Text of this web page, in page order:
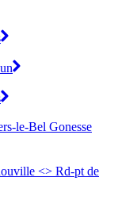
le-Bel Gonesse
<> Rd-pt de